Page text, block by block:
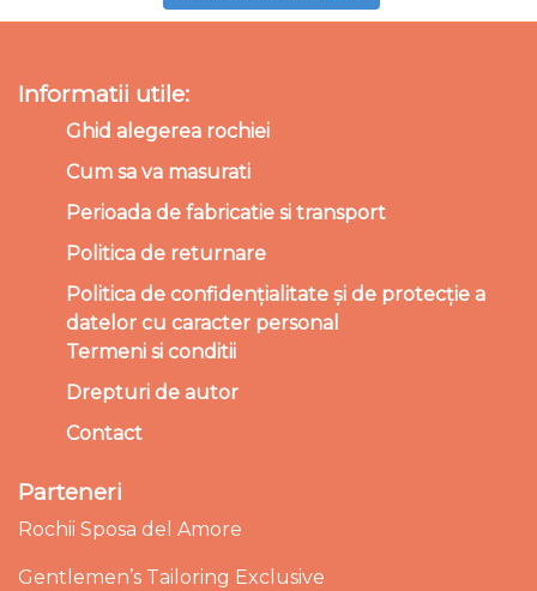
Informatii utile:
Ghid alegerea rochiei
Cum sa va masurati
Perioada de fabricatie si transport
Politica de returnare
Politica de confidențialitate și de protecție a
datelor cu caracter personal
Termeni si conditii
Drepturi de autor
Contact
Parteneri
Rochii Sposa del Amore
Gentlemen’s Tailoring Exclusive